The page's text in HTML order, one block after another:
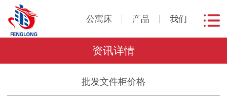
公寓床 产品 我们
资讯详情
批发文件柜价格